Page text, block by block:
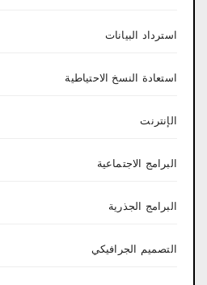
استرداد البيانات
استعادة النسخ الاحتياطية
الإنترنت
البرامج الاجتماعية
البرامج الجذرية
التصميم الجرافيكي